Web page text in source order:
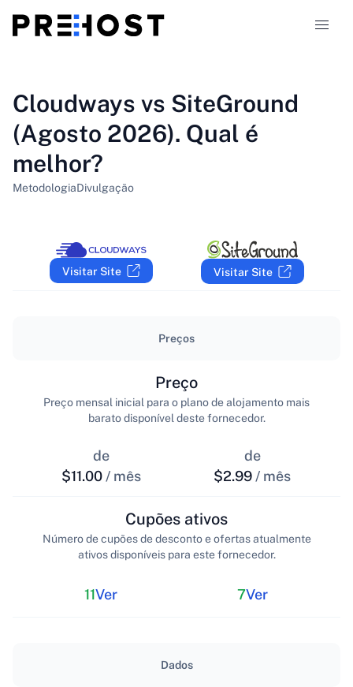
Comparações
PT-PT
Cloudways vs SiteGround
(Agosto 2026). Qual é
melhor?
MetodologiaDivulgação
Visitar Site Visitar Site
Preços
de
$11.00 / mês
Preço
Preço mensal inicial para o plano de alojamento mais
barato disponível deste fornecedor.
de
$2.99/ mês
11Ver
Cupões ativos
Número de cupões de desconto e ofertas atualmente
ativos disponíveis para este fornecedor.
7Ver
Dados